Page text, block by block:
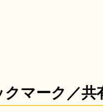
クマーク／共